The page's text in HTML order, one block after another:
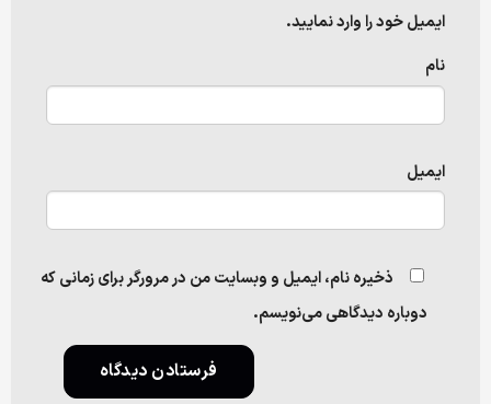
ایمیل خود را وارد نمایید.
نام
ایمیل
ذخیره نام، ایمیل و وبسایت من در مرورگر برای زمانی که
دوباره دیدگاهی می‌نویسم.